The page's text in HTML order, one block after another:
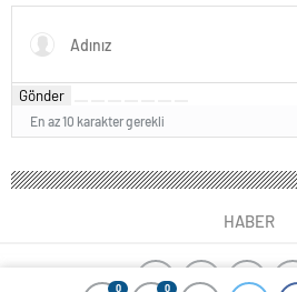
0 0
Türkiye’den Yavru Vatan’a dev
eserler…
Gönder
En az 10 karakter gerekli
HABER